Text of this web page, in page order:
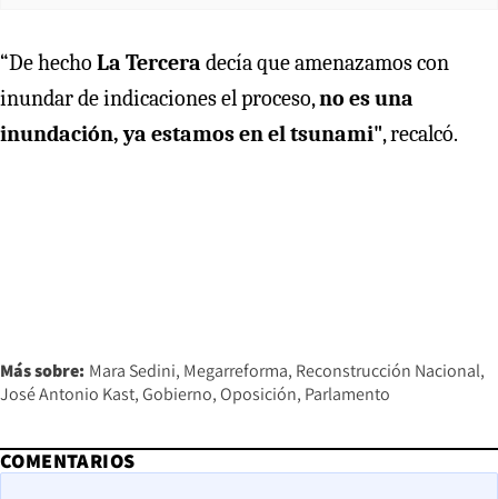
“De hecho La Tercera decía que amenazamos con
inundar de indicaciones el proceso,no es una
inundación, ya estamos en el tsunami", recalcó.
Más sobre: Mara Sedini Megarreforma Reconstrucción Nacional
José Antonio Kast Gobierno Oposición Parlamento
COMENTARIOS